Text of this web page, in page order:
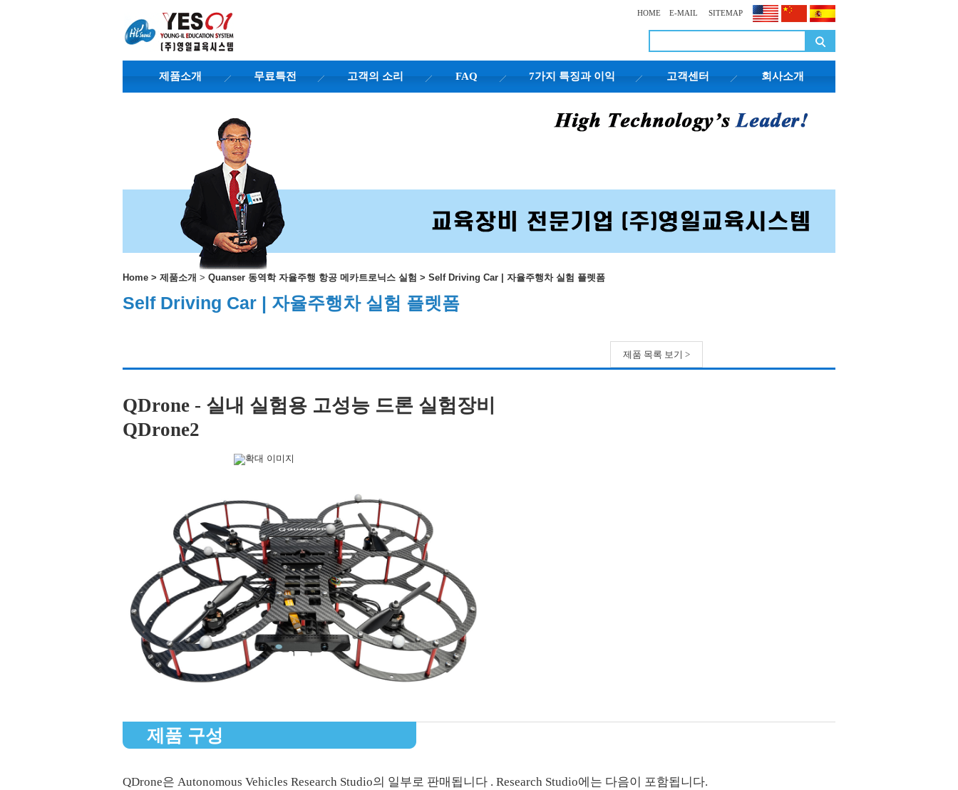
HOME E-MAIL SITEMAP
제품소개 무료특전 고객의 소리 FAQ 7가지 특징과 이익 고객센터 회사소개
Home > 제품소개 > Quanser 동역학 자율주행 항공 메카트로닉스 실험 > Self Driving Car | 자율주행차 실험 플렛폼
Self Driving Car | 자율주행차 실험 플렛폼
제품 목록 보기 >
QDrone - 실내 실험용 고성능 드론 실험장비
QDrone2
제품 구성
QDrone은 Autonomous Vehicles Research Studio의 일부로 판매됩니다 . Research Studio에는 다음이 포함됩니다.